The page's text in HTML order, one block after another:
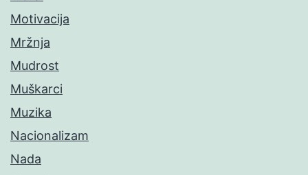
Motivacija
Mržnja
Mudrost
Muškarci
Muzika
Nacionalizam
Nada